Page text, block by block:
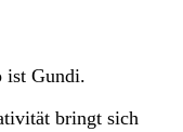
ist Gundi.
bringt sich